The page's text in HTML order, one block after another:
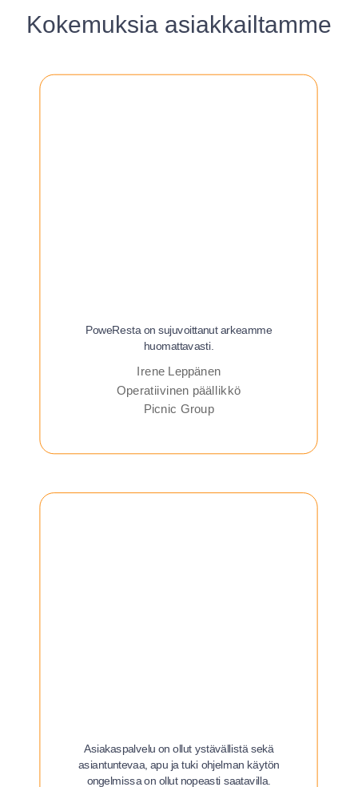
Kokemuksia asiakkailtamme
PoweResta on sujuvoittanut arkeamme
huomattavasti.
Irene Leppänen
Operatiivinen päällikkö
Picnic Group
Asiakaspalvelu on ollut ystävällistä sekä
asiantuntevaa, apu ja tuki ohjelman käytön
ongelmissa on ollut nopeasti saatavilla.